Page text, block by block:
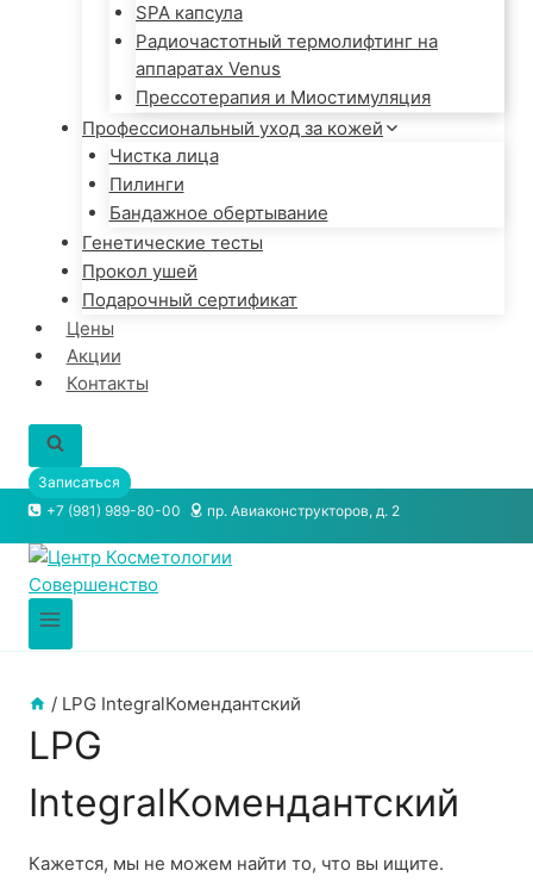
SPA капсула
Радиочастотный термолифтинг на
аппаратах Venus
Прессотерапия и Миостимуляция
Профессиональный уход за кожей
Чистка лица
Пилинги
Бандажное обертывание
Генетические тесты
Прокол ушей
Подарочный сертификат
Цены
Акции
Контакты
Записаться
+7 (981) 989-80-00
пр. Авиаконструкторов, д. 2
/ LPG IntegralКомендантский
LPG
IntegralКомендантский
Кажется, мы не можем найти то, что вы ищите.